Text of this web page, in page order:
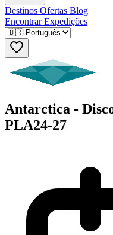
Destinos Ofertas Blog
Encontrar Expedições
Antarctica -
PLA24-27